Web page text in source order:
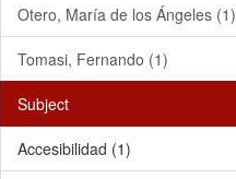
Otero, María de los Ángeles (1)
Tomasi, Fernando (1)
Subject
Accesibilidad (1)